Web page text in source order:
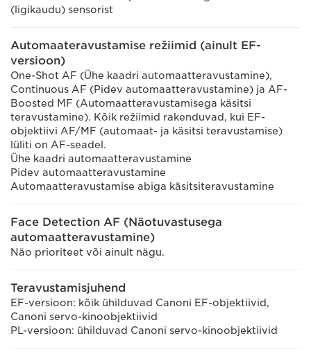
(ligikaudu) sensorist
Automaateravustamise režiimid (ainult EF-
versioon)
One-Shot AF (Ühe kaadri automaatteravustamine),
Continuous AF (Pidev automaatteravustamine) ja AF-
Boosted MF (Automaatteravustamisega käsitsi
teravustamine). Kõik režiimid rakenduvad, kui EF-
objektiivi AF/MF (automaat- ja käsitsi teravustamise)
lüliti on AF-seadel.
Ühe kaadri automaatteravustamine
Pidev automaatteravustamine
Automaatteravustamise abiga käsitsiteravustamine
Face Detection AF (Näotuvastusega
automaatteravustamine)
Näo prioriteet või ainult nägu.
Teravustamisjuhend
EF-versioon: kõik ühilduvad Canoni EF-objektiivid,
Canoni servo-kinoobjektiivid
PL-versioon: ühilduvad Canoni servo-kinoobjektiivid